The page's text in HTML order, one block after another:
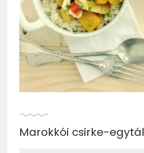
Marokkói csirke-egytál